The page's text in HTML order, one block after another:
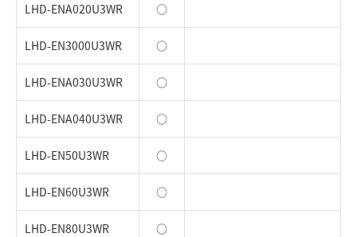
LHD-ENA020U3WR ○
LHD-EN3000U3WR ○
LHD-ENA030U3WR ○
LHD-ENA040U3WR ○
LHD-EN50U3WR ○
LHD-EN60U3WR ○
LHD-EN80U3WR ○